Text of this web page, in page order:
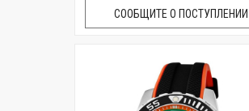
СООБЩИТЕ О ПОСТУПЛЕНИИ